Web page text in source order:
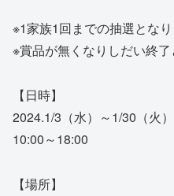
※1家族1回までの抽選とな
※賞品が無くなりしだい終
【日時】
2024.1/3（水）～1/30（火）
10:00～18:00
【場所】